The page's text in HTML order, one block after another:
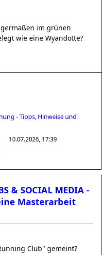
im grünen
wie eine Wyandotte?
- Tipps, Hinweise und
10.07.2026, 17:39
& SOCIAL MEDIA -
Masterarbeit
Club" gemeint?